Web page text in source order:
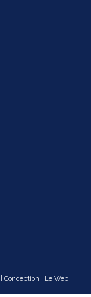
| Conception : Le Web